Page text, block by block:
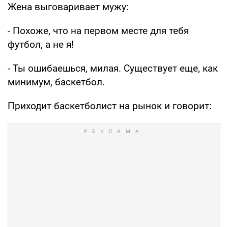
Жена выговаривает мужу:
- Похоже, что на первом месте для тебя
футбол, а не я!
- Ты ошибаешься, милая. Существует еще, как
минимум, баскетбол.
Приходит баскетболист на рынок и говорит: